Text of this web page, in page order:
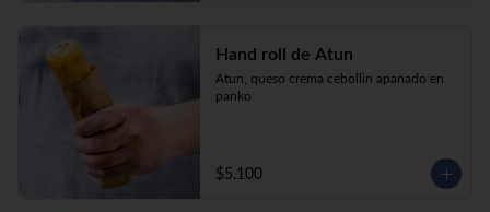
Hand roll de Atun
Atun, queso crema cebollin apanado en
panko
$5.100